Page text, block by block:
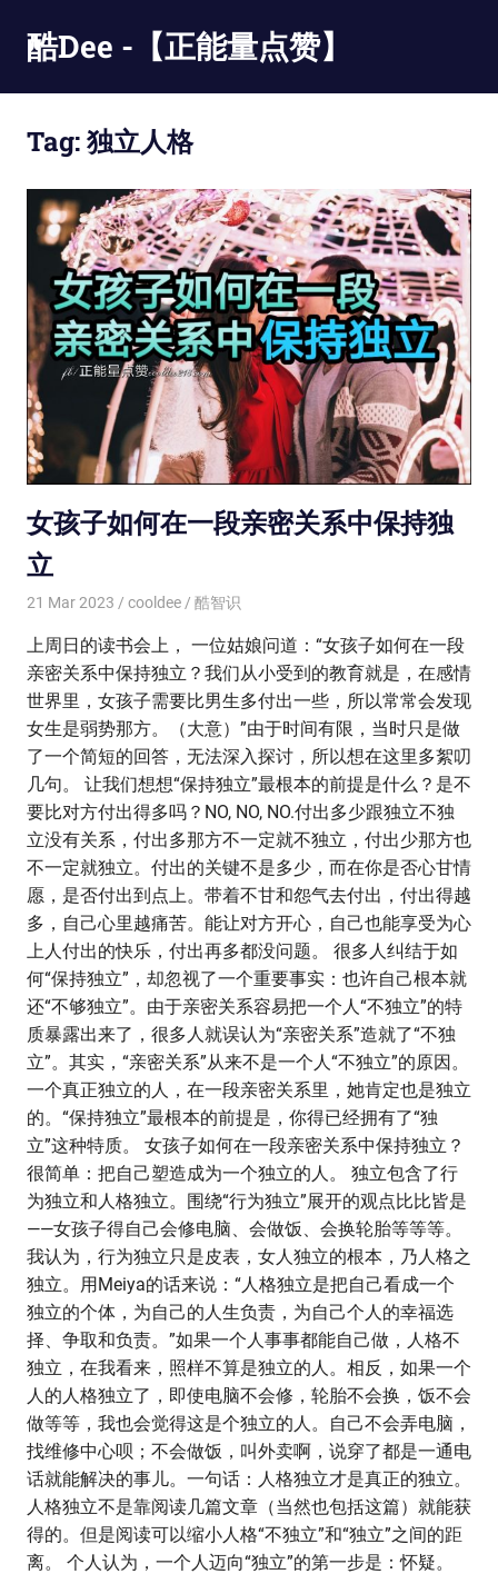
content
酷Dee -【正能量点赞】
最
有
更
Tag:独立人格
女孩子如何在一段亲密关系中保持独
立
21 Mar 2023 cooldee 酷智识
上周日的读书会上， 一位姑娘问道：“女孩子如何在一段
亲密关系中保持独立？我们从小受到的教育就是，在感情
世界里，女孩子需要比男生多付出一些，所以常常会发现
女生是弱势那方。（大意）”由于时间有限，当时只是做
了一个简短的回答，无法深入探讨，所以想在这里多絮叨
几句。 让我们想想“保持独立”最根本的前提是什么？是不
要比对方付出得多吗？NO, NO, NO.付出多少跟独立不独
立没有关系，付出多那方不一定就不独立，付出少那方也
不一定就独立。付出的关键不是多少，而在你是否心甘情
愿，是否付出到点上。带着不甘和怨气去付出，付出得越
多，自己心里越痛苦。能让对方开心，自己也能享受为心
上人付出的快乐，付出再多都没问题。 很多人纠结于如
何“保持独立”，却忽视了一个重要事实：也许自己根本就
还“不够独立”。由于亲密关系容易把一个人“不独立”的特
质暴露出来了，很多人就误认为“亲密关系”造就了“不独
立”。其实，“亲密关系”从来不是一个人“不独立”的原因。
一个真正独立的人，在一段亲密关系里，她肯定也是独立
的。“保持独立”最根本的前提是，你得已经拥有了“独
立”这种特质。 女孩子如何在一段亲密关系中保持独立？
很简单：把自己塑造成为一个独立的人。 独立包含了行
为独立和人格独立。围绕“行为独立”展开的观点比比皆是
——女孩子得自己会修电脑、会做饭、会换轮胎等等等。
我认为，行为独立只是皮表，女人独立的根本，乃人格之
独立。用Meiya的话来说：“人格独立是把自己看成一个
独立的个体，为自己的人生负责，为自己个人的幸福选
择、争取和负责。”如果一个人事事都能自己做，人格不
独立，在我看来，照样不算是独立的人。相反，如果一个
人的人格独立了，即使电脑不会修，轮胎不会换，饭不会
做等等，我也会觉得这是个独立的人。自己不会弄电脑，
找维修中心呗；不会做饭，叫外卖啊，说穿了都是一通电
话就能解决的事儿。一句话：人格独立才是真正的独立。
人格独立不是靠阅读几篇文章（当然也包括这篇）就能获
得的。但是阅读可以缩小人格“不独立”和“独立”之间的距
离。 个人认为，一个人迈向“独立”的第一步是：怀疑。